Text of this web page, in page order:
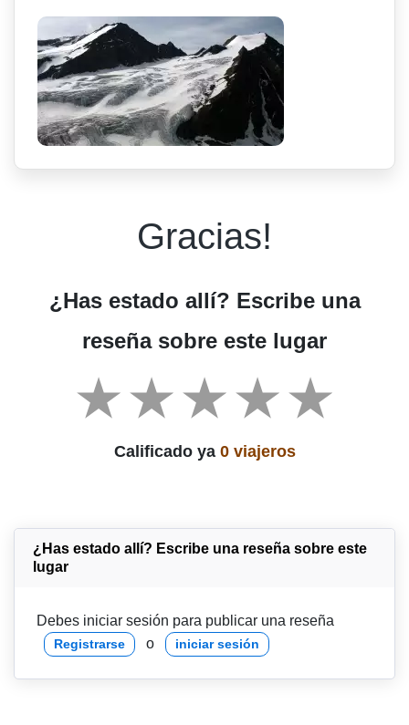
Gracias!
¿Has estado allí? Escribe una
reseña sobre este lugar
Calificado ya 0 viajeros
¿Has estado allí? Escribe una reseña sobre este
lugar
Debes iniciar sesión para publicar una reseña
Registrarse o iniciar sesión